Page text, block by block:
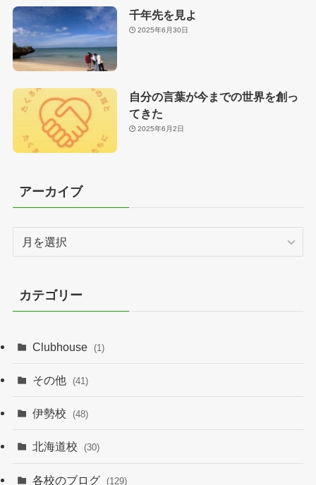
千年先を見よ
2025年6月30日
自分の言葉が今までの世界を創っ
てきた
2025年6月2日
アーカイブ
ブ
カテゴリー
Clubhouse (1)
その他 (41)
伊勢校 (48)
北海道校 (30)
各校のブログ (129)